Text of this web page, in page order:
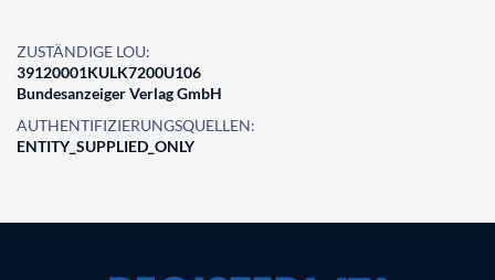
ZUSTÄNDIGE LOU:
39120001KULK7200U106
Bundesanzeiger Verlag GmbH
AUTHENTIFIZIERUNGSQUELLEN:
ENTITY_SUPPLIED_ONLY